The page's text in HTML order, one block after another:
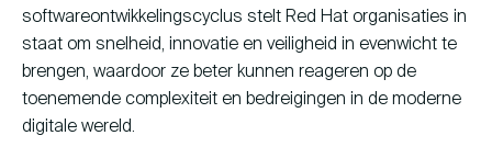
softwareontwikkelingscyclus stelt Red Hat organisaties in
staat om snelheid, innovatie en veiligheid in evenwicht te
brengen, waardoor ze beter kunnen reageren op de
toenemende complexiteit en bedreigingen in de moderne
digitale wereld.